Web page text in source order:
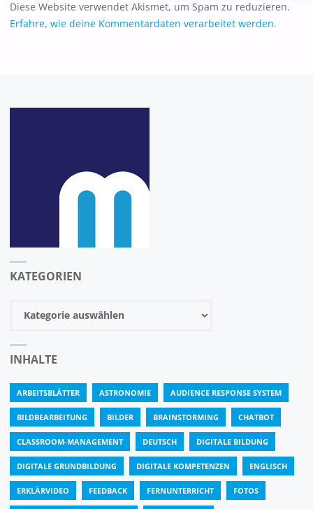
Diese Website verwendet Akismet, um Spam zu reduzieren.
Erfahre, wie deine Kommentardaten verarbeitet werden.
KATEGORIEN
INHALTE
ARBEITSBLÄTTER ASTRONOMIE AUDIENCE RESPONSE SYSTEM
BILDBEARBEITUNG BILDER BRAINSTORMING CHATBOT
CLASSROOM-MANAGEMENT DEUTSCH DIGITALE BILDUNG
DIGITALE GRUNDBILDUNG DIGITALE KOMPETENZEN ENGLISCH
ERKLÄRVIDEO FEEDBACK FERNUNTERRICHT FOTOS